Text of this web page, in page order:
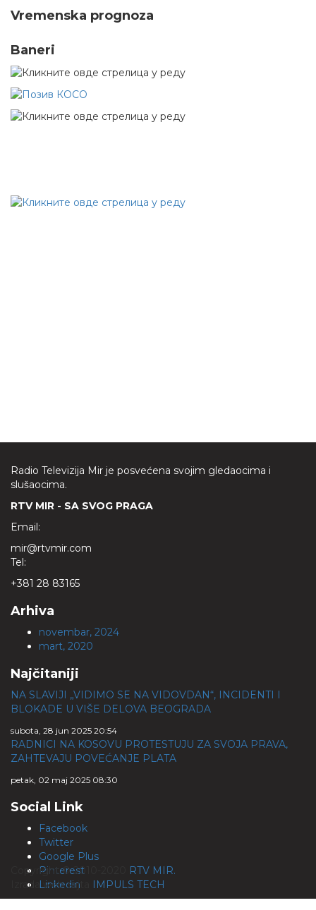
Vremenska prognoza
Baneri
Radio Televizija Mir je posvećena svojim gledaocima i
slušaocima.
RTV MIR - SA SVOG PRAGA
Email:
mir@rtvmir.com
Tel:
+381 28 83165
Arhiva
novembar, 2024
mart, 2020
Najčitaniji
NA SLAVIJI „VIDIMO SE NA VIDOVDAN“, INCIDENTI I
BLOKADE U VIŠE DELOVA BEOGRADA
subota, 28 jun 2025 20:54
RADNICI NA KOSOVU PROTESTUJU ZA SVOJA PRAVA,
ZAHTEVAJU POVEĆANJE PLATA
petak, 02 maj 2025 08:30
Social Link
Facebook
Twitter
Google Plus
Pinterest
Linkedin
Copyright © 2010-2020
RTV MIR.
Izrada web sajta
IMPULS TECH